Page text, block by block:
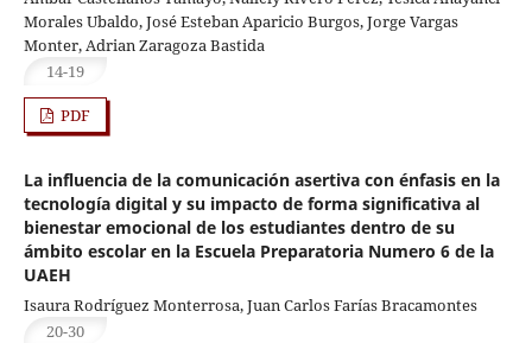
Morales Ubaldo, José Esteban Aparicio Burgos, Jorge Vargas
Monter, Adrian Zaragoza Bastida
14-19
PDF
La influencia de la comunicación asertiva con énfasis en la
tecnología digital y su impacto de forma significativa al
bienestar emocional de los estudiantes dentro de su
ámbito escolar en la Escuela Preparatoria Numero 6 de la
UAEH
Isaura Rodríguez Monterrosa, Juan Carlos Farías Bracamontes
20-30